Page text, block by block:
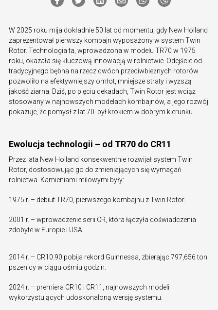
W 2025 roku mija dokładnie 50 lat od momentu, gdy New Holland
zaprezentował pierwszy kombajn wyposażony w system Twin
Rotor. Technologia ta, wprowadzona w modelu TR70 w 1975
roku, okazała się kluczową innowacją w rolnictwie. Odejście od
tradycyjnego bębna na rzecz dwóch przeciwbieżnych rotorów
pozwoliło na efektywniejszy omłot, mniejsze straty i wyższą
jakość ziarna. Dziś, po pięciu dekadach, Twin Rotor jest wciąż
stosowany w najnowszych modelach kombajnów, a jego rozwój
pokazuje, że pomysł z lat 70. był krokiem w dobrym kierunku.
Ewolucja technologii – od TR70 do CR11
Przez lata New Holland konsekwentnie rozwijał system Twin
Rotor, dostosowując go do zmieniających się wymagań
rolnictwa. Kamieniami milowymi były:
1975 r. – debiut TR70, pierwszego kombajnu z Twin Rotor.
2001 r. – wprowadzenie serii CR, która łączyła doświadczenia
zdobyte w Europie i USA.
2014 r. – CR10.90 pobija rekord Guinnessa, zbierając 797,656 ton
pszenicy w ciągu ośmiu godzin.
2024 r. – premiera CR10 i CR11, najnowszych modeli
wykorzystujących udoskonaloną wersję systemu.